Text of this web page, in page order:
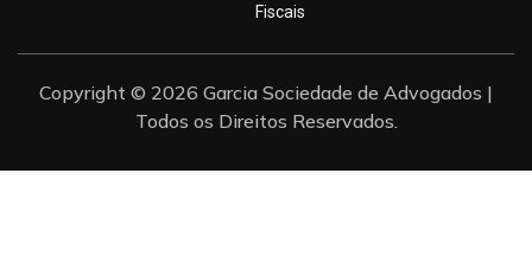
Fiscais
Copyright © 2026 Garcia Sociedade de Advogados |
Todos os Direitos Reservados.